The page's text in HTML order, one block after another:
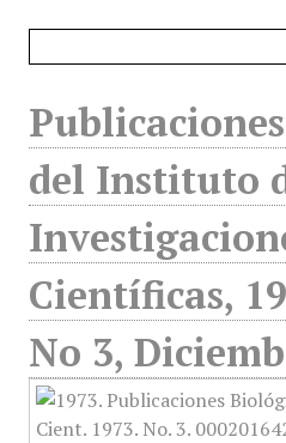
del Instituto
Científicas,
No 3,